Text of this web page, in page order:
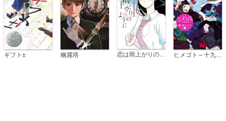
ギフト± 幽麗塔 恋は雨上がりのように